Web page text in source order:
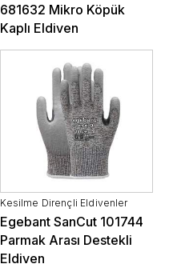
681632 Mikro Köpük
Kaplı Eldiven
Kesilme Dirençli Eldivenler
Egebant SanCut 101744
Parmak Arası Destekli
Eldiven